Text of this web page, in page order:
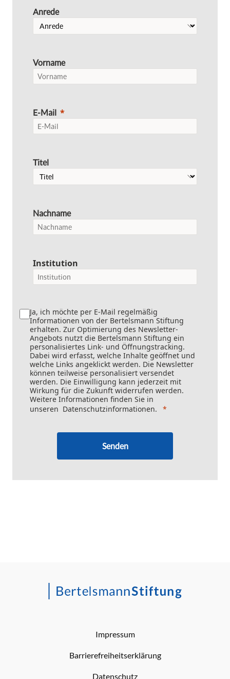
Anrede
Vorname
E-Mail
Titel
Nachname
Institution
Ja, ich möchte per E-Mail regelmäßig
Informationen von der Bertelsmann Stiftung
erhalten. Zur Optimierung des Newsletter-
Angebots nutzt die Bertelsmann Stiftung ein
personalisiertes Link- und Öffnungstracking.
Dabei wird erfasst, welche Inhalte geöffnet und
welche Links angeklickt werden. Die Newsletter
können teilweise personalisiert versendet
werden. Die Einwilligung kann jederzeit mit
Wirkung für die Zukunft widerrufen werden.
Weitere Informationen finden Sie in
unseren Datenschutzinformationen.
Senden
Impressum
Barrierefreiheitserklärung
Datenschutz